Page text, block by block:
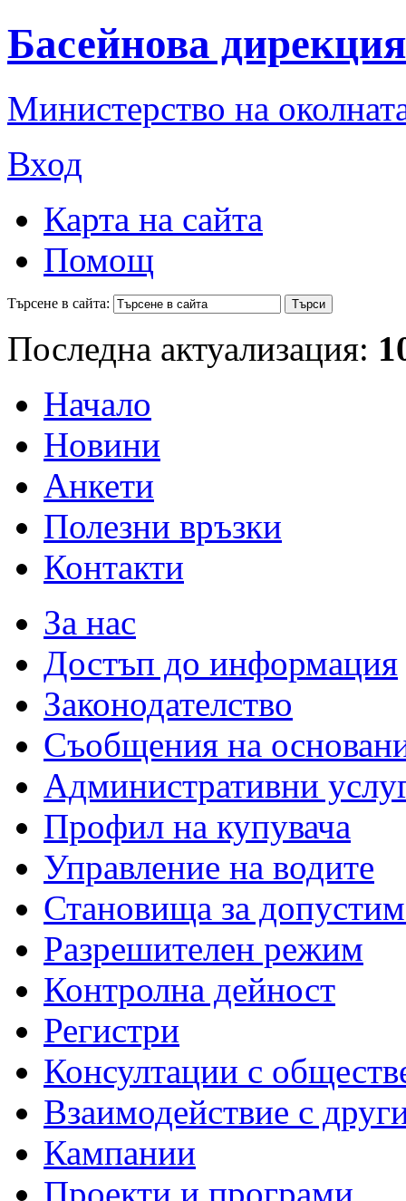
Басейнова
Министерство на
Вход
Карта на сайта
Помощ
Търсене в сайта:
Последна актуализация:
Начало
Новини
Анкети
Полезни връзки
Контакти
За нас
Достъп до информация
Законодателство
Съобщения на
Административни
Профил на купувача
Управление на водите
Становища за
Разрешителен режим
Контролна дейност
Регистри
Консултации с
Взаимодействие с
Кампании
Проекти и програми